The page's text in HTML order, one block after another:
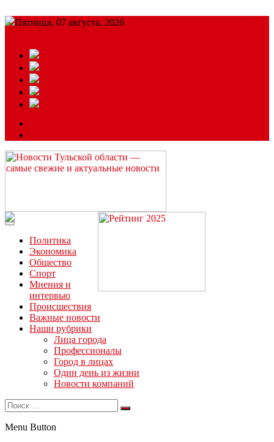
Пятница, 07 августа, 2026
Читайте последние новости дня в Тульской области на сайте
“ЗаНовомосковск”
Политика
Экономика
Общество
Спорт
Мнения и
интервью
Происшествия
Важные новости
Наши рубрики
Лица города
Профессионалы
Город в лицах
Один день из жизни
Новости компаний
Menu Button